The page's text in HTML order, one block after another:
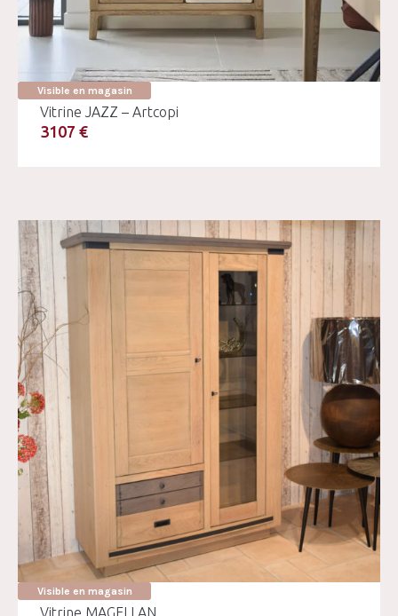
Visible en magasin
Vitrine JAZZ – Artcopi
3107 €
Visible en magasin